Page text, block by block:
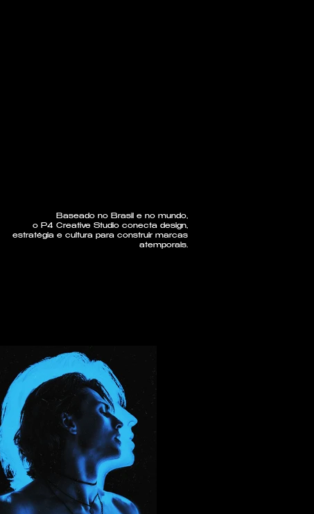
Baseado no Brasil e no mundo,
o P4 Creative Studio conecta design,
estratégia e cultura para construir marcas
atemporais.